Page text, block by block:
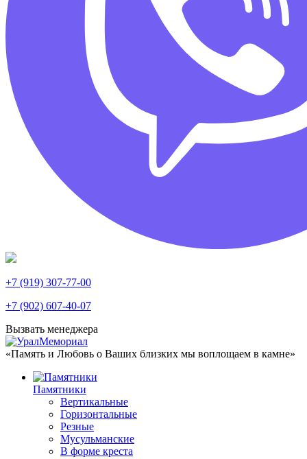
+7 (919) 307-77-00
+7 (902) 607-40-07
Вызвать менеджера
«Память и Любовь о Ваших близких мы воплощаем в камне»
Памятники
Вертикальные
Горизонтальные
Резные
Мусульманские
В форме креста